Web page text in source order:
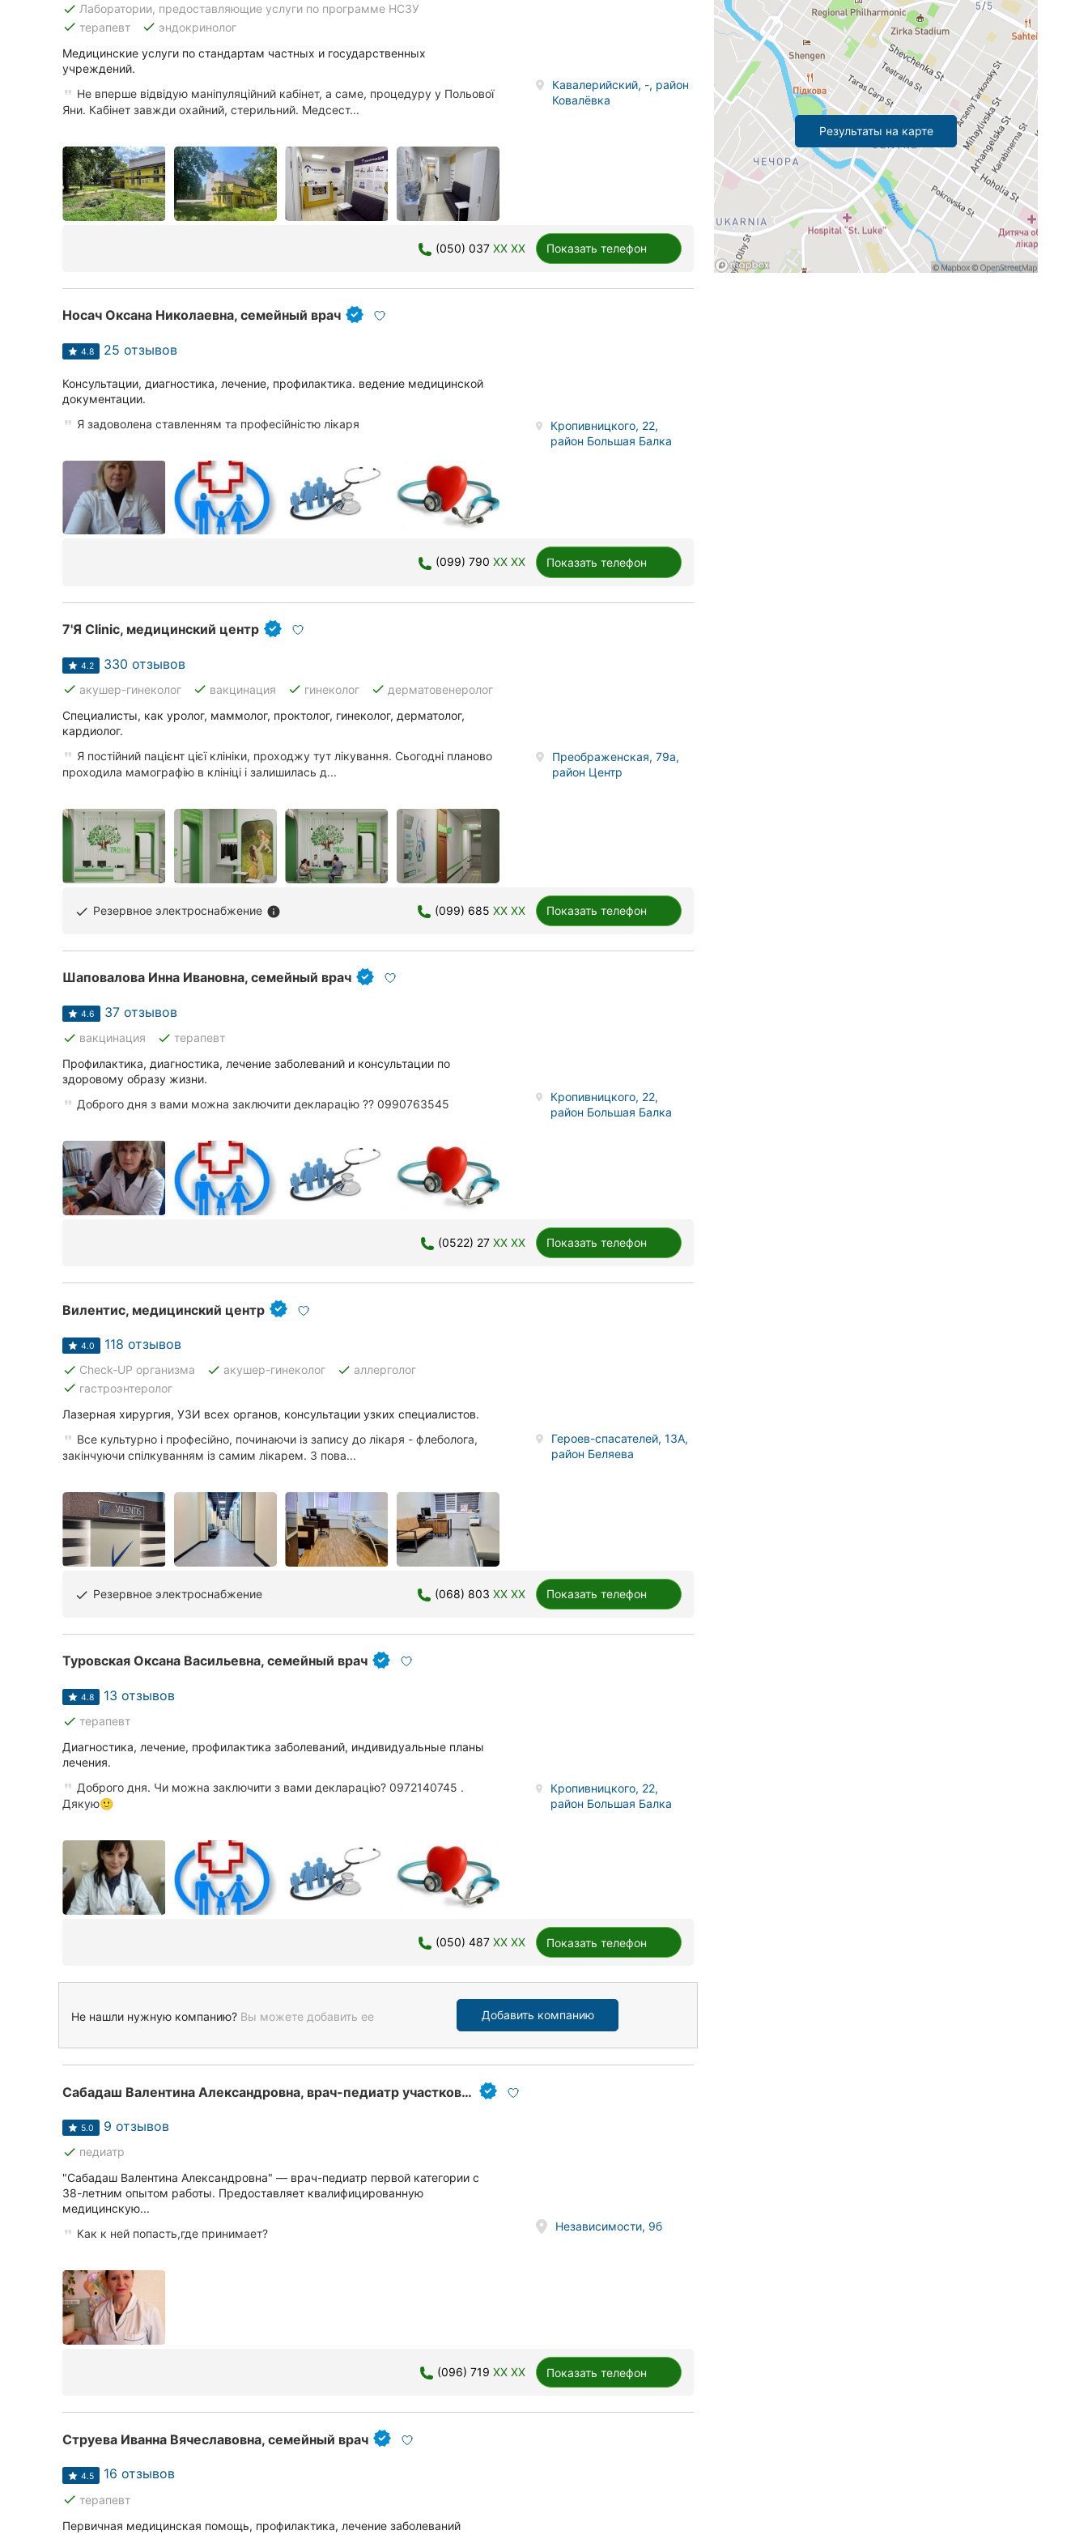
Все города:
Кропивницкий
Житомир
Тернополь
Запорожье
Кривой Рог
Черновцы
Ивано-Франковск
done Лаборатории, предоставляющие услуги по программе НСЗУ
done терапевт done эндокринолог
Медицинские услуги по стандартам частных и государственных
учреждений.
Не вперше відвідую маніпуляційний кабінет, а саме, процедуру у Польової
Яни. Кабінет завжди охайний, стерильний. Медсест...
Кавалерийский, -, район
Ковалёвка
(050) 037 XX XX Показать телефон
Носач Оксана Николаевна, семейный врач
4.8 25 отзывов
Консультации, диагностика, лечение, профилактика. ведение медицинской
документации.
Я задоволена ставленням та професійністю лікаря
Кропивницкого, 22,
район Большая Балка
(099) 790 XX XX Показать телефон
7'Я Clinic, медицинский центр
4.2 330 отзывов
done акушер-гинеколог done вакцинация done гинеколог done дерматовенеролог
Специалисты, как уролог, маммолог, проктолог, гинеколог, дерматолог,
кардиолог.
Я постійний пацієнт цієї клініки, проходжу тут лікування. Сьогодні планово
проходила мамографію в клініці і залишилась д...
Преображенская, 79а,
район Центр
done Резервное электроснабжение info (099) 685 XX XX Показать телефон
Шаповалова Инна Ивановна, семейный врач
4.6 37 отзывов
done вакцинация done терапевт
Профилактика, диагностика, лечение заболеваний и консультации по
здоровому образу жизни.
Доброго дня з вами можна заключити декларацію ?? 0990763545
Кропивницкого, 22,
район Большая Балка
(0522) 27 XX XX Показать телефон
Вилентис, медицинский центр
4.0 118 отзывов
done Check‑UP организма done акушер-гинеколог done аллерголог
done гастроэнтеролог
Лазерная хирургия, УЗИ всех органов, консультации узких специалистов.
Все культурно і професійно, починаючи із запису до лікаря - флеболога,
закінчуючи спілкуванням із самим лікарем. З пова...
Героев-спасателей, 13А,
район Беляева
done Резервное электроснабжение (068) 803 XX XX Показать телефон
Туровская Оксана Васильевна, семейный врач
4.8 13 отзывов
done терапевт
Диагностика, лечение, профилактика заболеваний, индивидуальные планы
лечения.
Доброго дня. Чи можна заключити з вами декларацію? 0972140745 .
Дякую🙂
Кропивницкого, 22,
район Большая Балка
(050) 487 XX XX Показать телефон
Не нашли нужную компанию? Вы можете добавить ее Добавить компанию
Сабадаш Валентина Александровна, врач-педиатр участковый
5.0 9 отзывов
done педиатр
"Сабадаш Валентина Александровна" — врач-педиатр первой категории с
38-летним опытом работы. Предоставляет квалифицированную
медицинскую...
Как к ней попасть,где принимает?
Независимости, 9б
(096) 719 XX XX Показать телефон
Струева Иванна Вячеславовна, семейный врач
4.5 16 отзывов
done терапевт
Первичная медицинская помощь, профилактика, лечение заболеваний
Результаты на карте